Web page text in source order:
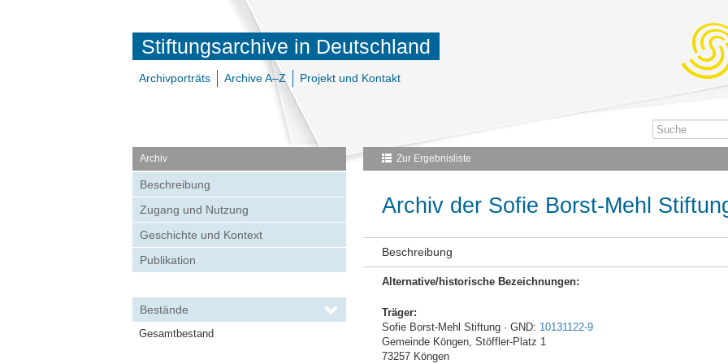
Stiftungsarchive in Deutschland
Archivporträts Archive A–Z Projekt und Kontakt
Archiv
Beschreibung
Zugang und Nutzung
Geschichte und Kontext
Publikation
Bestände
Gesamtbestand
Zur Ergebnisliste
Archiv der Sofie Borst-Mehl
Beschreibung
Alternative/historische Bezeichnungen:
Träger:
Sofie Borst-Mehl Stiftung · GND: 10131122-9
Gemeinde Köngen, Stöffler-Platz 1
73257 Köngen